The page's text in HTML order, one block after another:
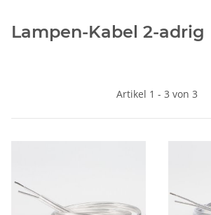
Lampen-Kabel 2-adrig
Artikel 1 - 3 von 3